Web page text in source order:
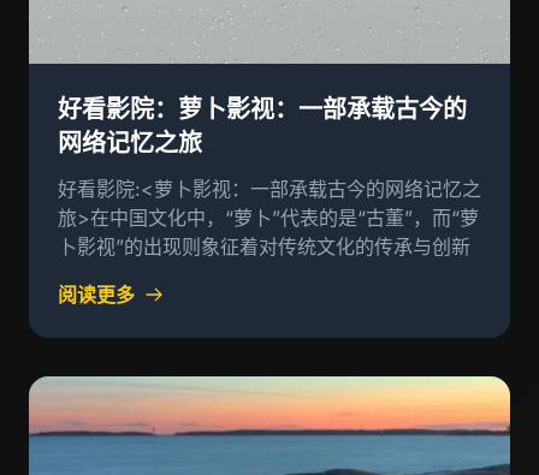
好看影院：萝卜影视：一部承载古今的
网络记忆之旅
好看影院:<萝卜影视：一部承载古今的网络记忆之
旅>在中国文化中，“萝卜”代表的是“古董”，而“萝
卜影视”的出现则象征着对传统文化的传承与创新
阅读更多